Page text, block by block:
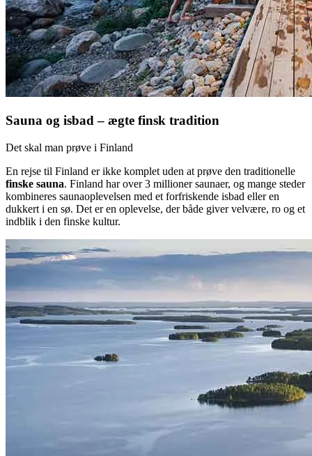
Sauna og isbad – ægte finsk tradition
Det skal man prøve i Finland
En rejse til Finland er ikke komplet uden at prøve den traditionelle
finske sauna. Finland har over 3 millioner saunaer, og mange steder
kombineres saunaoplevelsen med et forfriskende isbad eller en
dukkert i en sø. Det er en oplevelse, der både giver velvære, ro og et
indblik i den finske kultur.